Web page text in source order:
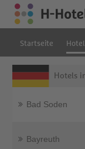
Startseite
Hotels
Bad Soden
Bayreuth